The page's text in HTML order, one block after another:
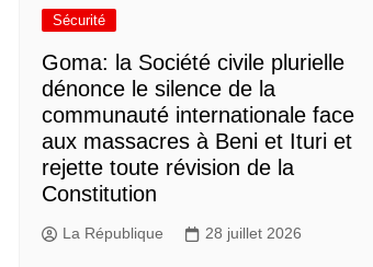
Sécurité
Goma: la Société civile plurielle
dénonce le silence de la
communauté internationale face
aux massacres à Beni et Ituri et
rejette toute révision de la
Constitution
La République 28 juillet 2026